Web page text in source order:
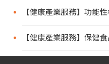
【健康產業服務】功能
【健康產業服務】保健